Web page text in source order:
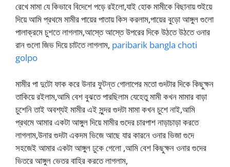
রেখে মামা যে কিভাবে বিদেশে পড়ে রইলো,যাই হোক মামীকে বিছানায় শুইয়ে
দিয়ে আমি প্রথমে মামীর পায়ের পাতায় কিস করলাম,পায়ের বুড়ো আঙ্গুল গুলো
পালাক্রমে চুশতে লাগলাম,আস্তে আস্তে উপরের দিকে উঠতে উঠতে ওনার
রান গুলো জিভ দিয়ে চাটতে লাগলাম, paribarik bangla choti
golpo
মামীর পা দুটো ফাক করে উনার ফুটন্ত গোলাপের মতো গুদটার দিকে কিছুক্ষন
তাকিয়ে রইলাম,আমি বেশ বুঝতে পারছিলাম যেহেতু মামী কখন মামার বাড়া
চুশেনি তাই অবশ্যই মামীর এই সুন্দর গুদটা মামা কখন চুশে নাই,আমি
প্রথমে আমার একটা আঙ্গুল দিয়ে মামীর গুদের চারপাশ নাড়াচাড়া করতে
লাগলাম,উনার গুদটা একদম ভিজে আছে যার কারনে ওনার ভিজা গুদে
সহজেই আমার একটা আঙ্গুল ঢুকে গেলো ,আমি বেশ কিছুক্ষন ওনার গুদের
ভিতরে আঙ্গুল ভেতর বাহির করতে লাগলাম,